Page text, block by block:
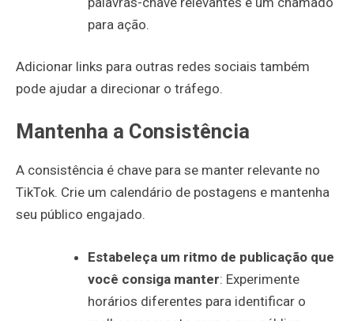
para ação.
Adicionar links para outras redes sociais também
pode ajudar a direcionar o tráfego.
Mantenha a Consistência
A consistência é chave para se manter relevante no
TikTok. Crie um calendário de postagens e mantenha
seu público engajado.
Estabeleça um ritmo de publicação que
você consiga manter: Experimente
horários diferentes para identificar o